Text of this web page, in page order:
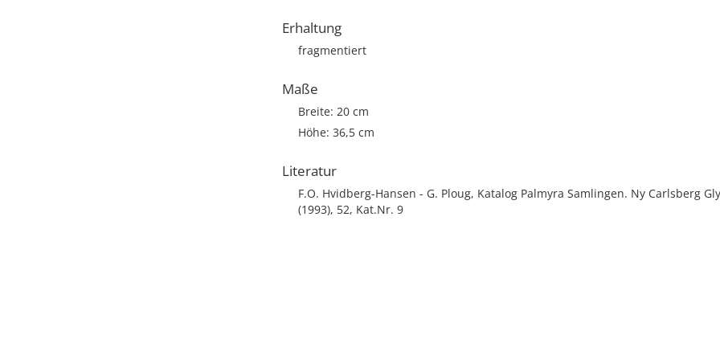
Erhaltung
fragmentiert
Maße
Breite: 20 cm
Höhe: 36,5 cm
Literatur
F.O. Hvidberg-Hansen - G. Ploug, Katalog Palmyra Samlingen. Ny Carlsberg
(1993), 52, Kat.Nr. 9